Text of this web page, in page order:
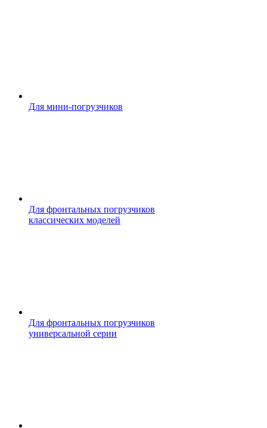
Для мини-погрузчиков
Для фронтальных погрузчиков
классических моделей
Для фронтальных погрузчиков
универсальной серии